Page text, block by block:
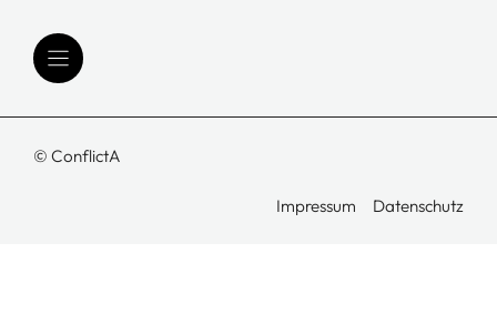
© ConflictA
Impressum Datenschutz